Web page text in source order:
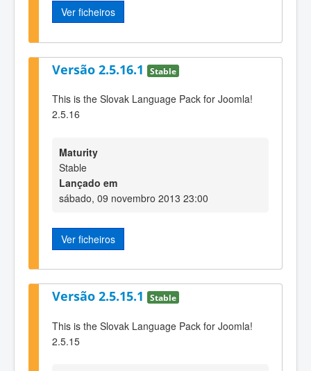
Ver ficheiros
Versão 2.5.16.1 Stable
This is the Slovak Language Pack for Joomla!
2.5.16
Maturity
Stable
Lançado em
sábado, 09 novembro 2013 23:00
Ver ficheiros
Versão 2.5.15.1 Stable
This is the Slovak Language Pack for Joomla!
2.5.15